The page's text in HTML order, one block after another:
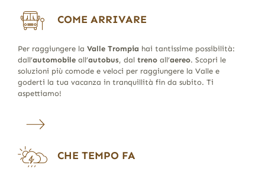
COME ARRIVARE
Per raggiungere la Valle Trompia hai tantissime possibilità:
dall’automobileall’autobus, dal trenoall’aereo. Scopri le
soluzioni più comode e veloci per raggiungere la Valle e
goderti la tua vacanza in tranquillità fin da subito. Ti
aspettiamo!
CHE TEMPO FA